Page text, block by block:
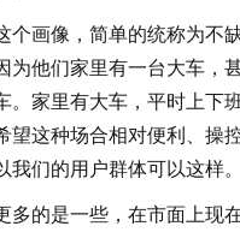
个画像，简单的统称为不
为他们家里有一台大车，
。家里有大车，平时上下
望这种场合相对便利、操
们的用户群体可以这样。
的是一些，在市面上现